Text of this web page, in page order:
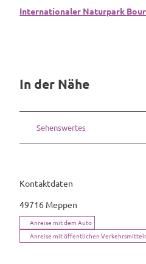
Internationaler Naturpark
In der Nähe
Sehenswertes
Kontaktdaten
49716 Meppen
Anreise mit dem Auto
Anreise mit öffentlichen